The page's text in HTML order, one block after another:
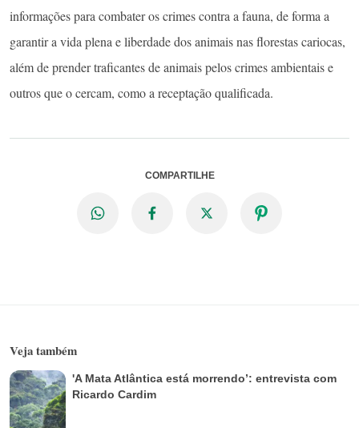
informações para combater os crimes contra a fauna, de forma a
garantir a vida plena e liberdade dos animais nas florestas cariocas,
além de prender traficantes de animais pelos crimes ambientais e
outros que o cercam, como a receptação qualificada.
COMPARTILHE
Veja também
'A Mata Atlântica está morrendo’: entrevista com
Ricardo Cardim